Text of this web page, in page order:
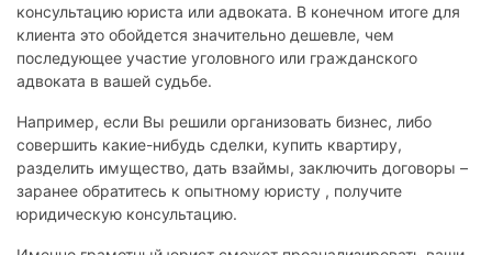
консультацию юриста или адвоката. В конечном итоге для
клиента это обойдется значительно дешевле, чем
последующее участие уголовного или гражданского
адвоката в вашей судьбе.
Например, если Вы решили организовать бизнес, либо
совершить какие-нибудь сделки, купить квартиру,
разделить имущество, дать взаймы, заключить договоры –
заранее обратитесь к опытному юристу , получите
юридическую консультацию.